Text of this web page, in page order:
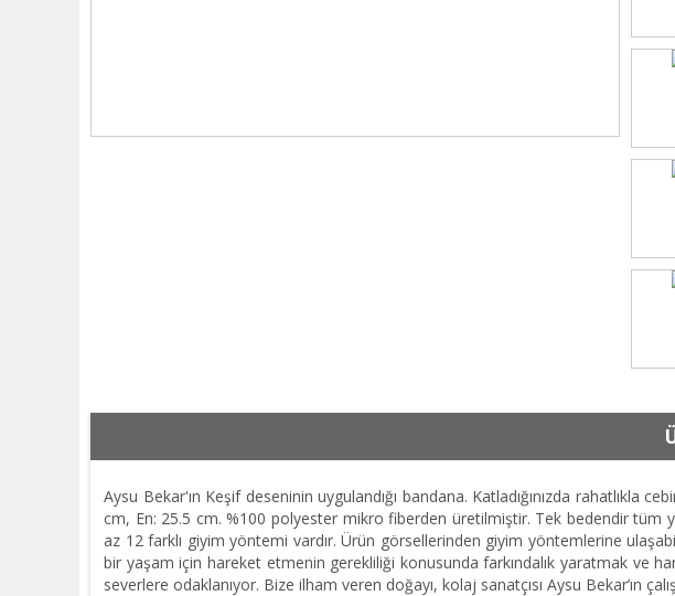
Aysu Bekar'ın Keşif deseninin uygulandığı bandana. Katladığınızda rahatlıkla
cm, En: 25.5 cm. %100 polyester mikro fiberden üretilmiştir. Tek bedendir tüm
az 12 farklı giyim yöntemi vardır. Ürün görsellerinden giyim yöntemlerine
bir yaşam için hareket etmenin gerekliliği konusunda farkındalık yaratmak ve
severlere odaklanıyor. Bize ilham veren doğayı, kolaj sanatçısı Aysu Bekar’ın